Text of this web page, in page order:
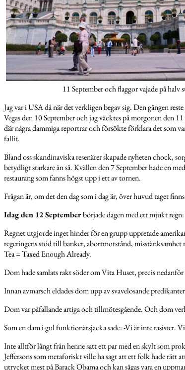
11 September och flaggor vajade på
Jag var i USA då när det verkligen begav sig. Den gången
Vegas den 10 September och jag väcktes på morgonen
där några dammiga reportrar och försökte förklara det som
fallit.
Bland oss skandinaviska resenärer skapade nyheten chock,
betydligt starkare än så. Kvällen den 7 September hade en
restaurang som fanns högst upp i ett av tornen.
Frågan är, om det den dag som i dag är, över huvud taget
Idag den 12 Septemberbörjade dagen med ett mjukt
Regnet utgjorde inget hinder för en grupp uppretade
regeringens stöd till banker, abortmotstånd,
Tea = Taxed Enough Already.
Dom hade samlats rakt söder om Vita Huset, precis
Innan avmarsch eldades dom upp av svavelosande
Dom var påfallande artiga och tillmötesgående. Och dom
Som en dam i gul funktionärsjacka sade: -Vi är inte rasister.
Inte alltför långt från henne satt ett par med en skylt som
Jeffersons som metaforiskt ville ha sagt att ett folk hade rätt
utrycket mest på Barack Obama och kan sägas vara en